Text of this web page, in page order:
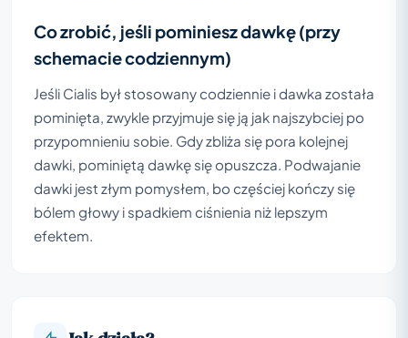
Co zrobić, jeśli pominiesz dawkę (przy
schemacie codziennym)
Jeśli Cialis był stosowany codziennie i dawka została
pominięta, zwykle przyjmuje się ją jak najszybciej po
przypomnieniu sobie. Gdy zbliża się pora kolejnej
dawki, pominiętą dawkę się opuszcza. Podwajanie
dawki jest złym pomysłem, bo częściej kończy się
bólem głowy i spadkiem ciśnienia niż lepszym
efektem.